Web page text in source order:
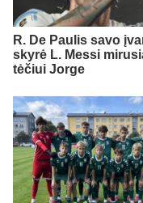
R. De Paulis savo
skyrė L. Messi
tėčiui Jorge